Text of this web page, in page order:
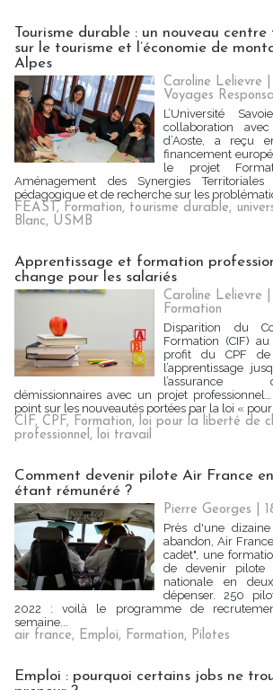
Tourisme durable : un nouveau
sur le tourisme et l’économie de
Alpes
Caroline Lelievre
Voyages
L’Université
collaboration
d’Aoste, a reçu
financement
le projet
Aménagement des Synergies
pédagogique et de recherche sur les
FEAST , Formation, tourisme durable,
Blanc, USMB
Apprentissage et formation
change pour les salariés
Caroline Lelievre
Formation
Disparition du
Formation (CIF)
profit du CPF de
l’apprentissage
l’assurance
démissionnaires avec un projet
point sur les nouveautés portées par la loi « pour
CIF, CPF, Formation, loi pour la liberté de
professionnel, loi travail
Comment devenir pilote Air France
étant rémunéré ?
Pierre Georges |
Près d'une
abandon, Air
cadet", une
de devenir pilote
nationale en
dépenser. 250
2022 : voilà le programme de
semaine...
air france, Emploi, Formation, Pilotes
Emploi : pourquoi certains jobs ne